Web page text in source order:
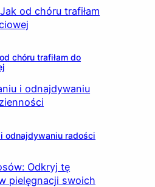
chóru trafiłam do
odnajdywaniu radości